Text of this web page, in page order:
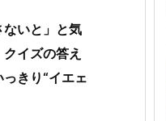
いと」と気
イズの答え
きり“イエェ